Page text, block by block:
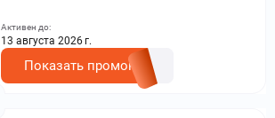
Активен до:
13 августа 2026 г.
Показать промокод